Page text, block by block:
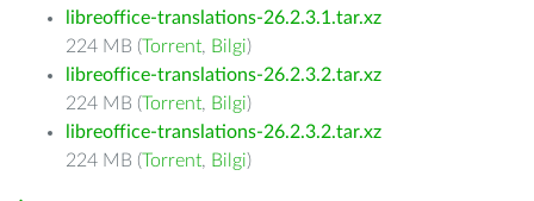
libreoffice-translations-26.2.3.1.tar.xz
224 MB (Torrent, Bilgi)
libreoffice-translations-26.2.3.2.tar.xz
224 MB (Torrent, Bilgi)
libreoffice-translations-26.2.3.2.tar.xz
224 MB (Torrent, Bilgi)